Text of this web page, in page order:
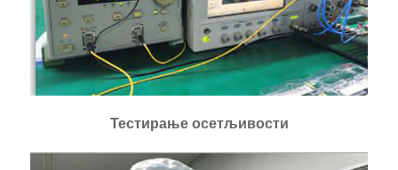
Тестирање осетљивости